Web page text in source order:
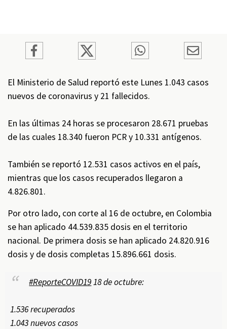
El Ministerio de Salud reportó este Lunes 1.043 casos
nuevos de coronavirus y 21 fallecidos.
En las últimas 24 horas se procesaron 28.671 pruebas
de las cuales 18.340 fueron PCR y 10.331 antígenos.
También se reportó 12.531 casos activos en el país,
mientras que los casos recuperados llegaron a
4.826.801.
Por otro lado, con corte al 16 de octubre, en Colombia
se han aplicado 44.539.835 dosis en el territorio
nacional. De primera dosis se han aplicado 24.820.916
dosis y de dosis completas 15.896.661 dosis.
#ReporteCOVID1918 de octubre:
1.536 recuperados
1.043 nuevos casos